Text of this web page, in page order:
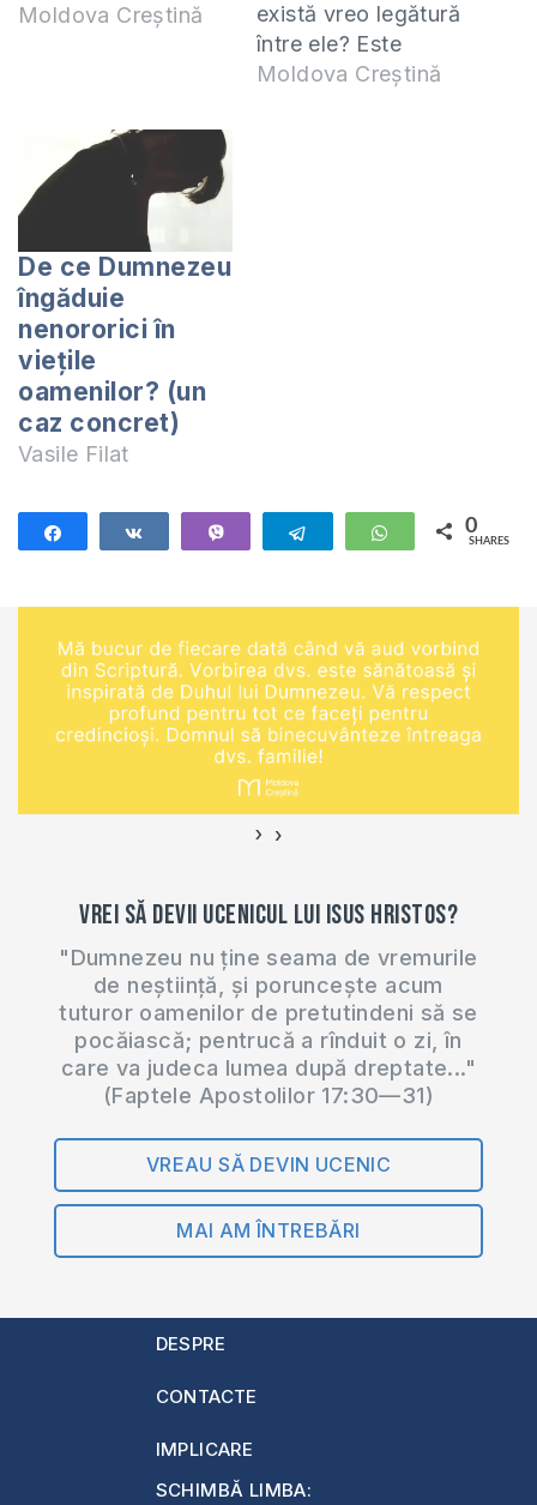
Moldova Creștină
există vreo legătură
între ele? Este
autismul copilului
Moldova Creștină
De ce Dumnezeu
îngăduie
nenororici în
viețile
oamenilor? (un
caz concret)
Vasile Filat
Telegram WhatsApp
0
SHARES
‹ ›
Vrei să devii ucenicul lui Isus Hristos?
"Dumnezeu nu ține seama de vremurile
de neștiință, și poruncește acum
tuturor oamenilor de pretutindeni să se
pocăiască; pentrucă a rînduit o zi, în
care va judeca lumea după dreptate..."
(Faptele Apostolilor 17:30—31)
VREAU SĂ DEVIN UCENIC
MAI AM ÎNTREBĂRI
DESPRE
CONTACTE
IMPLICARE
SCHIMBĂ LIMBA: